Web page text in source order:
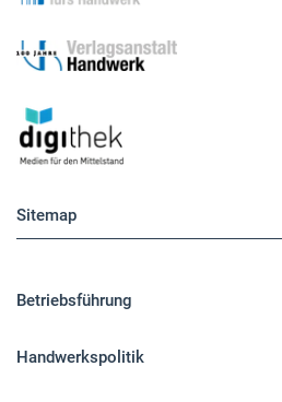
Sitemap
Betriebsführung
Handwerkspolitik